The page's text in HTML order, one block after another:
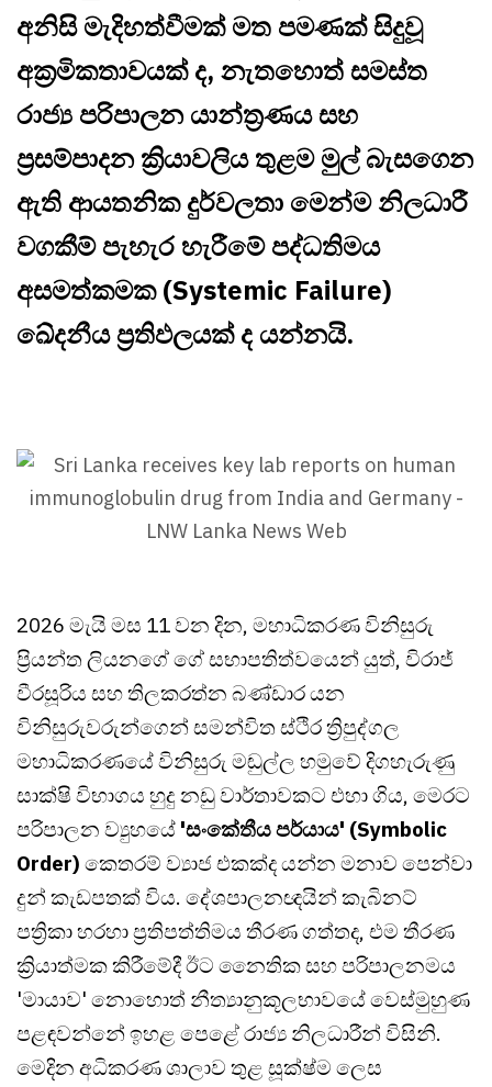
අනිසි මැදිහත්වීමක් මත පමණක් සිදුවූ
අක්‍රමිකතාවයක් ද, නැතහොත් සමස්ත
රාජ්‍ය පරිපාලන යාන්ත්‍රණය සහ
ප්‍රසම්පාදන ක්‍රියාවලිය තුළම මුල් බැසගෙන
ඇති ආයතනික දුර්වලතා මෙන්ම නිලධාරී
වගකීම් පැහැර හැරීමේ පද්ධතිමය
අසමත්කමක (Systemic Failure)
ඛේදනීය ප්‍රතිඵලයක් ද යන්නයි.
2026 මැයි මස 11 වන දින, මහාධිකරණ විනිසුරු
ප්‍රියන්ත ලියනගේ ගේ සභාපතිත්වයෙන් යුත්, විරාජ්
වීරසූරිය සහ තිලකරත්න බණ්ඩාර යන
විනිසුරුවරුන්ගෙන් සමන්විත ස්ථිර ත්‍රිපුද්ගල
මහාධිකරණයේ විනිසුරු මඬුල්ල හමුවේ දිගහැරුණු
සාක්ෂි විභාගය හුදු නඩු වාර්තාවකට එහා ගිය, මෙරට
පරිපාලන ව්‍යුහයේ 'සංකේතීය පර්යාය' (Symbolic
Order) කෙතරම් ව්‍යාජ එකක්ද යන්න මනාව පෙන්වා
දුන් කැඩපතක් විය. දේශපාලනඥයින් කැබිනට්
පත්‍රිකා හරහා ප්‍රතිපත්තිමය තීරණ ගත්තද, එම තීරණ
ක්‍රියාත්මක කිරීමේදී ඊට නෛතික සහ පරිපාලනමය
'මායාව' නොහොත් නීත්‍යානුකූලභාවයේ වෙස්මුහුණ
පළඳවන්නේ ඉහළ පෙළේ රාජ්‍ය නිලධාරීන් විසිනි.
මෙදින අධිකරණ ශාලාව තුළ සූක්ෂ්ම ලෙස